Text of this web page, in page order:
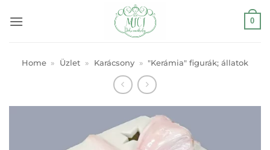
0
Home » Üzlet » Karácsony » "Kerámia" figurák; állatok